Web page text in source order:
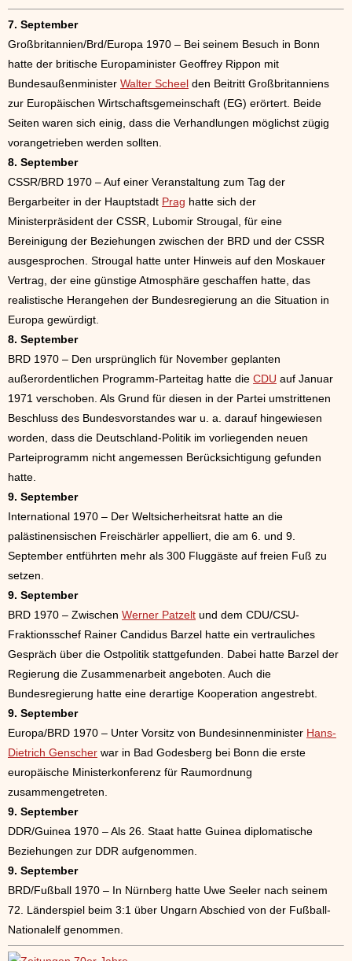
7. September
Großbritannien/Brd/Europa 1970 – Bei seinem Besuch in Bonn
hatte der britische Europaminister Geoffrey Rippon mit
Bundesaußenminister Walter Scheel den Beitritt Großbritanniens
zur Europäischen Wirtschaftsgemeinschaft (EG) erörtert. Beide
Seiten waren sich einig, dass die Verhandlungen möglichst zügig
vorangetrieben werden sollten.
8. September
CSSR/BRD 1970 – Auf einer Veranstaltung zum Tag der
Bergarbeiter in der Hauptstadt Prag hatte sich der
Ministerpräsident der CSSR, Lubomir Strougal, für eine
Bereinigung der Beziehungen zwischen der BRD und der CSSR
ausgesprochen. Strougal hatte unter Hinweis auf den Moskauer
Vertrag, der eine günstige Atmosphäre geschaffen hatte, das
realistische Herangehen der Bundesregierung an die Situation in
Europa gewürdigt.
8. September
BRD 1970 – Den ursprünglich für November geplanten
außerordentlichen Programm-Parteitag hatte die CDU auf Januar
1971 verschoben. Als Grund für diesen in der Partei umstrittenen
Beschluss des Bundesvorstandes war u. a. darauf hingewiesen
worden, dass die Deutschland-Politik im vorliegenden neuen
Parteiprogramm nicht angemessen Berücksichtigung gefunden
hatte.
9. September
International 1970 – Der Weltsicherheitsrat hatte an die
palästinensischen Freischärler appelliert, die am 6. und 9.
September entführten mehr als 300 Fluggäste auf freien Fuß zu
setzen.
9. September
BRD 1970 – Zwischen Werner Patzelt und dem CDU/CSU-
Fraktionsschef Rainer Candidus Barzel hatte ein vertrauliches
Gespräch über die Ostpolitik stattgefunden. Dabei hatte Barzel der
Regierung die Zusammenarbeit angeboten. Auch die
Bundesregierung hatte eine derartige Kooperation angestrebt.
9. September
Europa/BRD 1970 – Unter Vorsitz von Bundesinnenminister Hans-
Dietrich Genscher war in Bad Godesberg bei Bonn die erste
europäische Ministerkonferenz für Raumordnung
zusammengetreten.
9. September
DDR/Guinea 1970 – Als 26. Staat hatte Guinea diplomatische
Beziehungen zur DDR aufgenommen.
9. September
BRD/Fußball 1970 – In Nürnberg hatte Uwe Seeler nach seinem
72. Länderspiel beim 3:1 über Ungarn Abschied von der Fußball-
Nationalelf genommen.